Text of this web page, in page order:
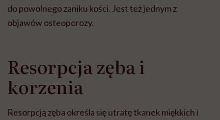
do powolnego zaniku kości. Jest też jednym z
objawów osteoporozy.
Resorpcja zęba i
korzenia
Resorpcją zęba określa się utratę tkanek miękkich i